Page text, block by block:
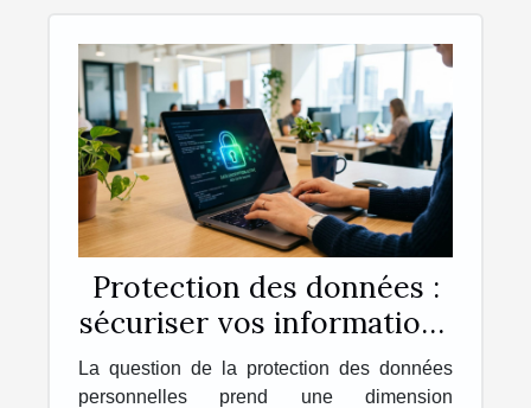
Protection des données :
sécuriser vos informations
dans les études en ligne
La question de la protection des données
personnelles prend une dimension